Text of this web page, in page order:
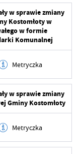
20 09:56:42
Mamczarz
20 09:56:50
Mamczarz
w sprawie zmiany
Kostomłoty w
w formie
Komunalnej
Metryczka
w sprawie zmiany
Gminy Kostomłoty
Metryczka